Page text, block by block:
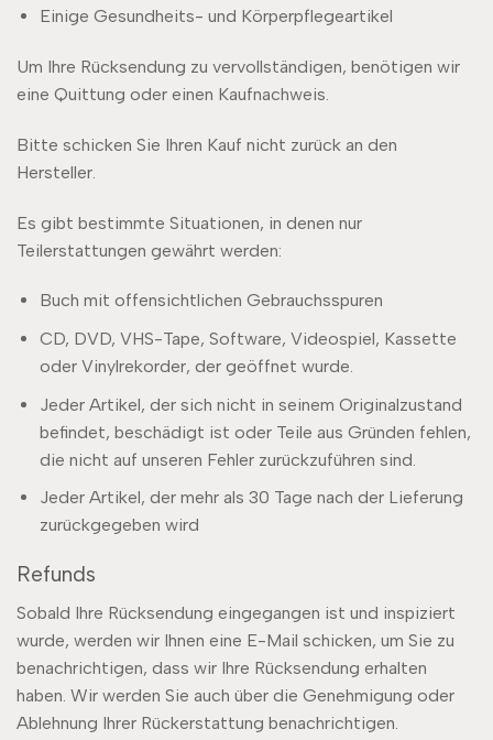
Einige Gesundheits- und Körperpflegeartikel
Um Ihre Rücksendung zu vervollständigen, benötigen wir
eine Quittung oder einen Kaufnachweis.
Bitte schicken Sie Ihren Kauf nicht zurück an den
Hersteller.
Es gibt bestimmte Situationen, in denen nur
Teilerstattungen gewährt werden:
Buch mit offensichtlichen Gebrauchsspuren
CD, DVD, VHS-Tape, Software, Videospiel, Kassette
oder Vinylrekorder, der geöffnet wurde.
Jeder Artikel, der sich nicht in seinem Originalzustand
befindet, beschädigt ist oder Teile aus Gründen fehlen,
die nicht auf unseren Fehler zurückzuführen sind.
Jeder Artikel, der mehr als 30 Tage nach der Lieferung
zurückgegeben wird
Refunds
Sobald Ihre Rücksendung eingegangen ist und inspiziert
wurde, werden wir Ihnen eine E-Mail schicken, um Sie zu
benachrichtigen, dass wir Ihre Rücksendung erhalten
haben. Wir werden Sie auch über die Genehmigung oder
Ablehnung Ihrer Rückerstattung benachrichtigen.